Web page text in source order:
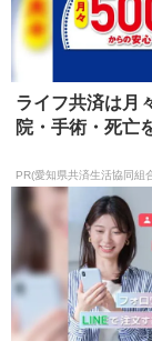
ライフ共済は月
院・手術・死亡
PR(愛知県共済生活協同組